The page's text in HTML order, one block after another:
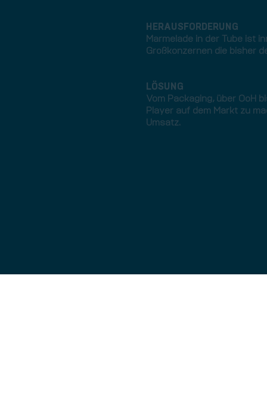
HERAUSFORDERUNG
Marmelade in der Tube ist
Großkonzernen die bisher
LÖSUNG
Vom Packaging, über OoH
Player auf dem Markt zu
Umsatz.